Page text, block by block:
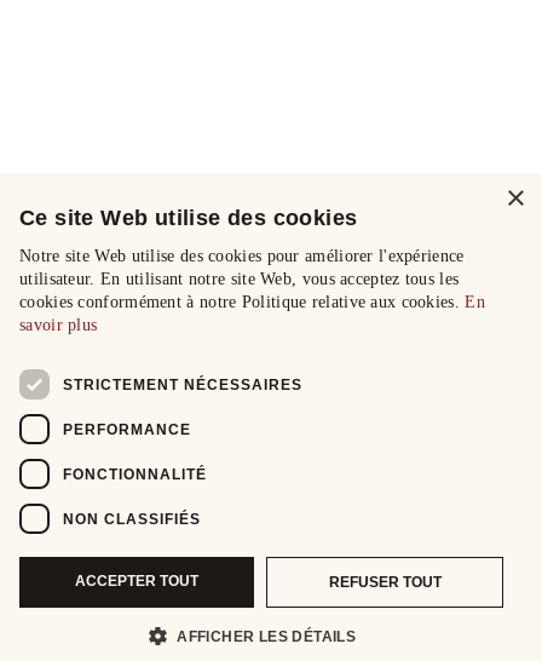
×
Ce site Web utilise des cookies
Notre site Web utilise des cookies pour améliorer l'expérience
utilisateur. En utilisant notre site Web, vous acceptez tous les
cookies conformément à notre Politique relative aux cookies.En
savoir plus
STRICTEMENT NÉCESSAIRES
PERFORMANCE
FONCTIONNALITÉ
NON CLASSIFIÉS
ACCEPTER TOUT REFUSER TOUT
AFFICHER LES DÉTAILS